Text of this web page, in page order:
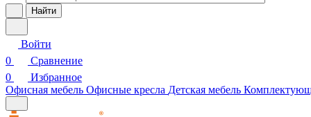
Найти
Войти
0
Сравнение
0
Избранное
Офисная мебель Офисные кресла Детская мебель